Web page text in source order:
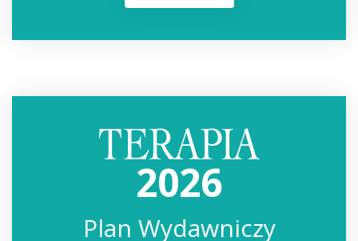
2026
Plan Wydawniczy